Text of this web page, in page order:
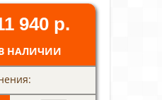
940 р.
НАЛИЧИИ